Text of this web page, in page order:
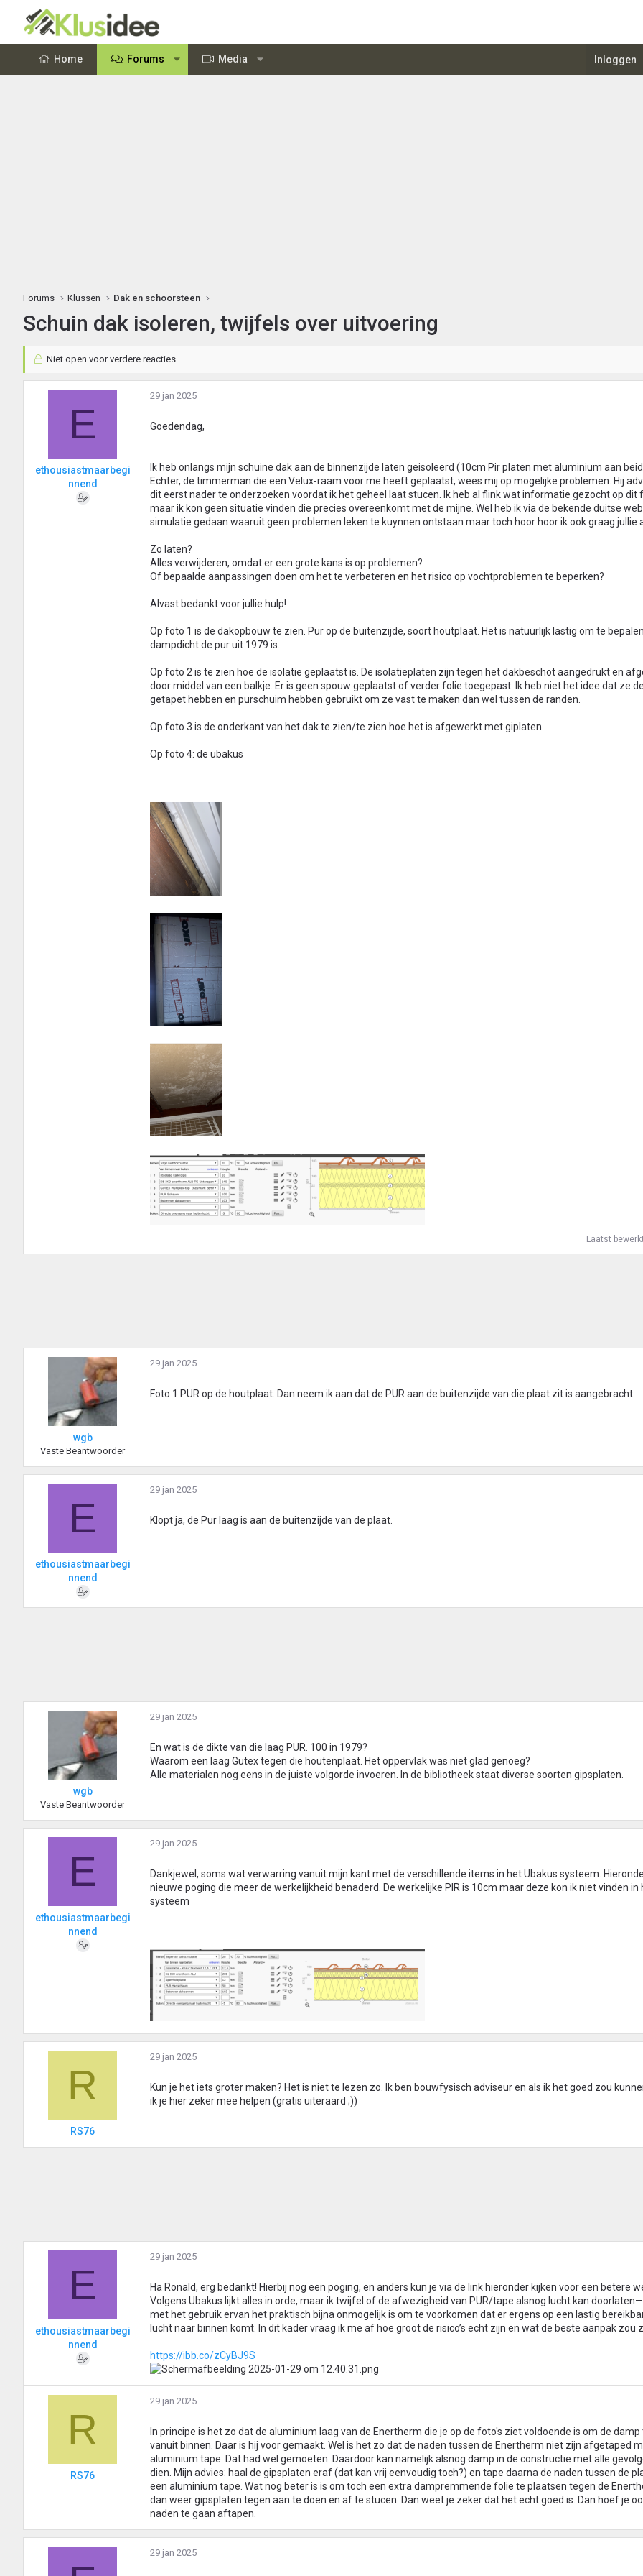
Home Forums Media Inloggen
Forums Klussen Dak en schoorsteen
Schuin dak isoleren, twijfels over uitvoering
Niet open voor verdere reacties.
E
ethousiastmaarbegi
nnend
29 jan 2025
Goedendag,
Ik heb onlangs mijn schuine dak aan de binnenzijde laten geisoleerd (10cm Pir platen met aluminium aan
Echter, de timmerman die een Velux-raam voor me heeft geplaatst, wees mij op mogelijke problemen. Hij
dit eerst nader te onderzoeken voordat ik het geheel laat stucen. Ik heb al flink wat informatie gezocht op dit
maar ik kon geen situatie vinden die precies overeenkomt met de mijne. Wel heb ik via de bekende duitse
simulatie gedaan waaruit geen problemen leken te kuynnen ontstaan maar toch hoor hoor ik ook graag jullie
Zo laten?
Alles verwijderen, omdat er een grote kans is op problemen?
Of bepaalde aanpassingen doen om het te verbeteren en het risico op vochtproblemen te beperken?
Alvast bedankt voor jullie hulp!
Op foto 1 is de dakopbouw te zien. Pur op de buitenzijde, soort houtplaat. Het is natuurlijk lastig om te
dampdicht de pur uit 1979 is.
Op foto 2 is te zien hoe de isolatie geplaatst is. De isolatieplaten zijn tegen het dakbeschot aangedrukt en
door middel van een balkje. Er is geen spouw geplaatst of verder folie toegepast. Ik heb niet het idee dat ze
getapet hebben en purschuim hebben gebruikt om ze vast te maken dan wel tussen de randen.
Op foto 3 is de onderkant van het dak te zien/te zien hoe het is afgewerkt met giplaten.
Op foto 4: de ubakus
Laatst
wgb
Vaste Beantwoorder
29 jan 2025
Foto 1 PUR op de houtplaat. Dan neem ik aan dat de PUR aan de buitenzijde van die plaat zit is aangebracht.
E
ethousiastmaarbegi
nnend
29 jan 2025
Klopt ja, de Pur laag is aan de buitenzijde van de plaat.
wgb
Vaste Beantwoorder
29 jan 2025
En wat is de dikte van die laag PUR. 100 in 1979?
Waarom een laag Gutex tegen die houtenplaat. Het oppervlak was niet glad genoeg?
Alle materialen nog eens in de juiste volgorde invoeren. In de bibliotheek staat diverse soorten gipsplaten.
E
ethousiastmaarbegi
nnend
29 jan 2025
Dankjewel, soms wat verwarring vanuit mijn kant met de verschillende items in het Ubakus systeem.
nieuwe poging die meer de werkelijkheid benaderd. De werkelijke PIR is 10cm maar deze kon ik niet vinden in
systeem
R
RS76
29 jan 2025
Kun je het iets groter maken? Het is niet te lezen zo. Ik ben bouwfysisch adviseur en als ik het goed zou
ik je hier zeker mee helpen (gratis uiteraard ;))
E
ethousiastmaarbegi
nnend
29 jan 2025
Ha Ronald, erg bedankt! Hierbij nog een poging, en anders kun je via de link hieronder kijken voor een betere
Volgens Ubakus lijkt alles in orde, maar ik twijfel of de afwezigheid van PUR/tape alsnog lucht kan
met het gebruik ervan het praktisch bijna onmogelijk is om te voorkomen dat er ergens op een lastig
lucht naar binnen komt. In dit kader vraag ik me af hoe groot de risico’s echt zijn en wat de beste aanpak zou
https://ibb.co/zCyBJ9S
R
RS76
29 jan 2025
In principe is het zo dat de aluminium laag van de Enertherm die je op de foto's ziet voldoende is om de
vanuit binnen. Daar is hij voor gemaakt. Wel is het zo dat de naden tussen de Enertherm niet zijn afgetaped
aluminium tape. Dat had wel gemoeten. Daardoor kan namelijk alsnog damp in de constructie met alle
dien. Mijn advies: haal de gipsplaten eraf (dat kan vrij eenvoudig toch?) en tape daarna de naden tussen de
een aluminium tape. Wat nog beter is is om toch een extra dampremmende folie te plaatsen tegen de
dan weer gipsplaten tegen aan te doen en af te stucen. Dan weet je zeker dat het echt goed is. Dan hoef je
naden te gaan aftapen.
29 jan 2025